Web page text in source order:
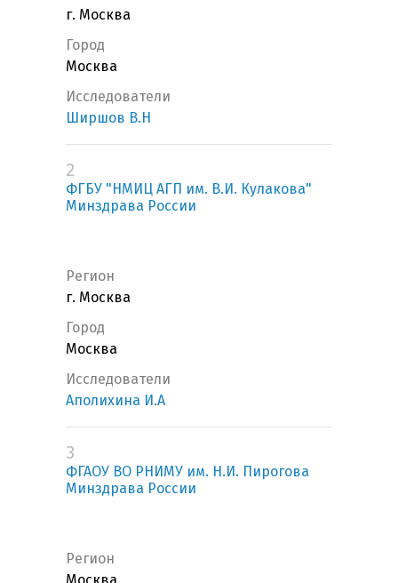
г. Москва
Город
Москва
Исследователи
Ширшов В.Н
2
ФГБУ "НМИЦ АГП им. В.И. Кулакова"
Минздрава России
Регион
г. Москва
Город
Москва
Исследователи
Аполихина И.А
3
ФГАОУ ВО РНИМУ им. Н.И. Пирогова
Минздрава России
Регион